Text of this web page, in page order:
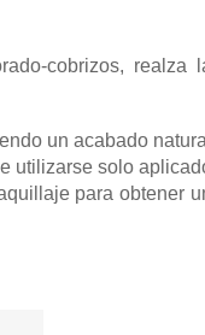
cobrizos, realza
un acabado natural
utilizarse solo
para obtener